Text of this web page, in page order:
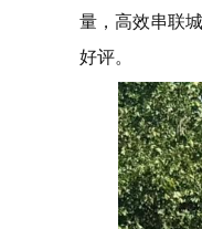
量，高效串联
好评。